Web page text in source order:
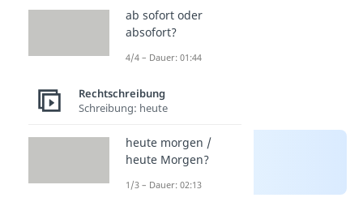
ab sofort oder
absofort?
4/4 – Dauer: 01:44
Rechtschreibung
Schreibung: heute
heute morgen /
heute Morgen?
1/3 – Dauer: 02:13